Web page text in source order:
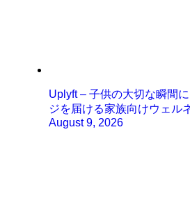
Uplyft – 子供の大切な瞬間
ジを届ける家族向けウェル
August 9, 2026